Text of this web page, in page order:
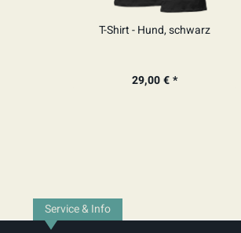
T-Shirt - Hund, schwarz
29,00 € *
Service & Info